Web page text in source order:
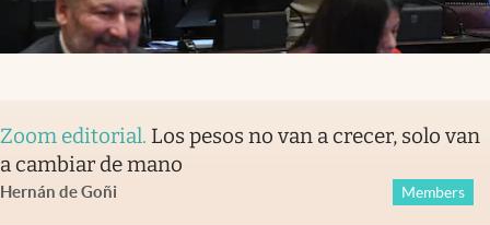
Zoom editorial. Los pesos no van a crecer, solo van
a cambiar de mano
Hernán de Goñi Members